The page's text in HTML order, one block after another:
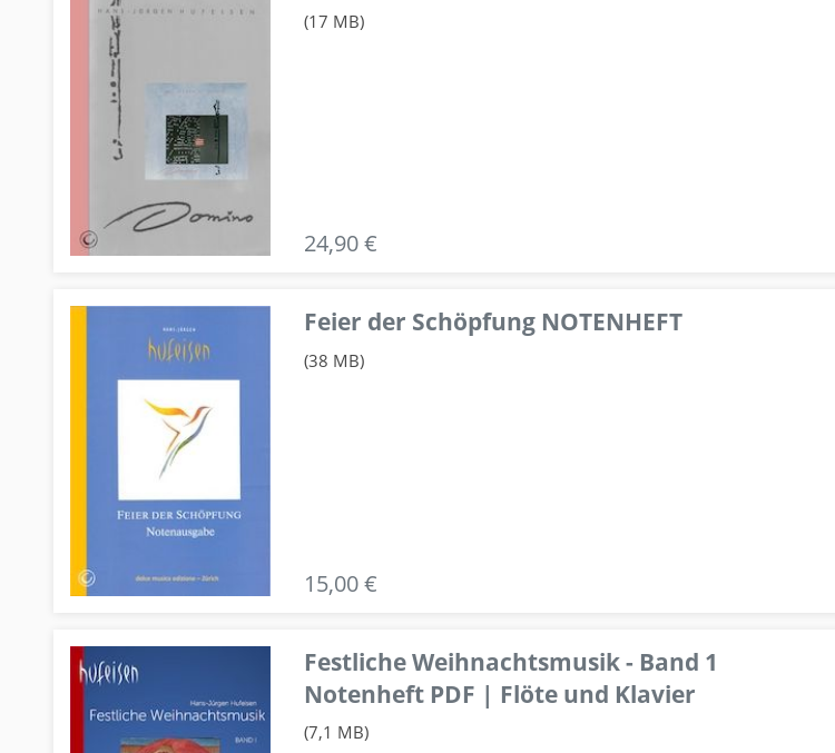
(17 MB)
24,90 €
Feier der Schöpfung NOTENHEFT
(38 MB)
15,00 €
Festliche Weihnachtsmusik - Band 1
Notenheft PDF | Flöte und Klavier
(7,1 MB)